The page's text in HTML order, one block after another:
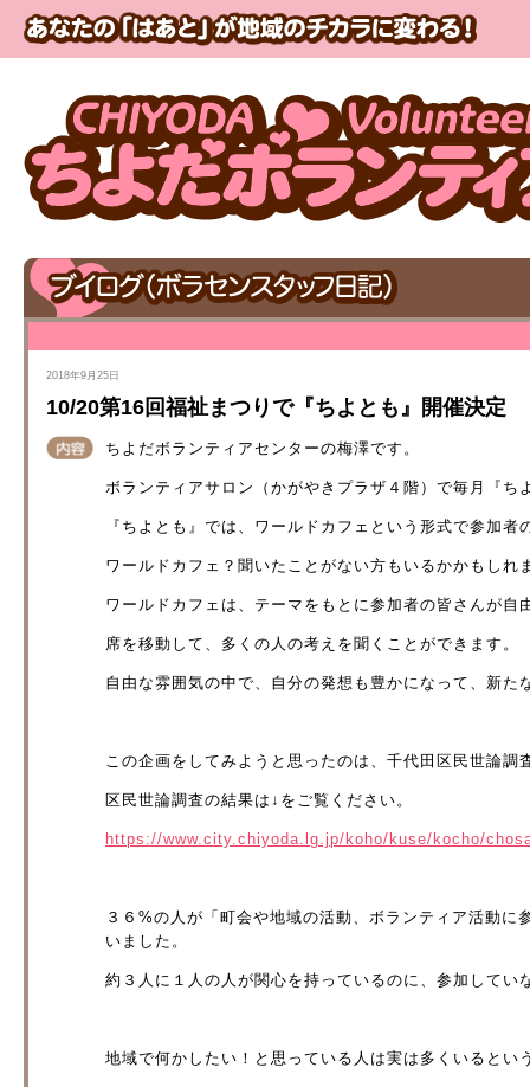
2018年9月25日
10/20第16回福祉まつりで『ちよとも』開催決定
ちよだボランティアセンターの梅澤です。
ボランティアサロン（かがやきプラザ４階）で毎月『
『ちよとも』では、ワールドカフェという形式で参加
ワールドカフェ？聞いたことがない方もいるかかもしれ
ワールドカフェは、テーマをもとに参加者の皆さんが自
席を移動して、多くの人の考えを聞くことができます。
自由な雰囲気の中で、自分の発想も豊かになって、新た
この企画をしてみようと思ったのは、千代田区民世論調
区民世論調査の結果は↓をご覧ください。
https://www.city.chiyoda.lg.jp/koho/kuse/kocho/
３６%の人が「町会や地域の活動、ボランティア活動
いました。
約３人に１人の人が関心を持っているのに、参加してい
地域で何かしたい！と思っている人は実は多くいるとい